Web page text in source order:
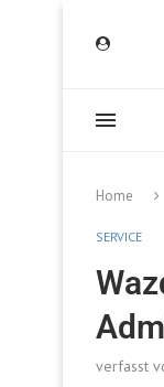
Home
SERVICE
verfasst